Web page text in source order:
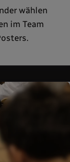
wählen
im Team